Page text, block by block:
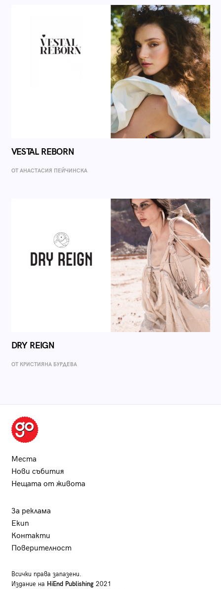
VESTAL REBORN
ОТ AНАСТАСИЯ ПЕЙЧИНСКА
DRY REIGN
ОТ КРИСТИЯНА БУРДЕВА
Места
Нови събития
Нещата от живота
За реклама
Екип
Контакти
Поверителност
Всички права запазени.
Издание на HiEnd Publishing2021